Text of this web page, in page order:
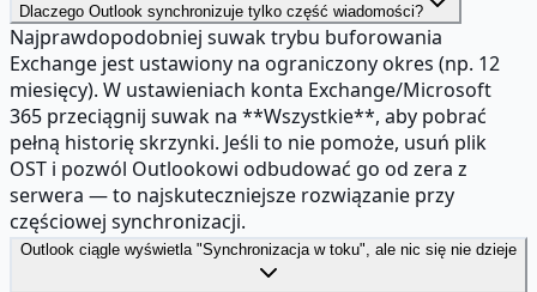
Dlaczego Outlook synchronizuje tylko część wiadomości?
Najprawdopodobniej suwak trybu buforowania
Exchange jest ustawiony na ograniczony okres (np. 12
miesięcy). W ustawieniach konta Exchange/Microsoft
365 przeciągnij suwak na **Wszystkie**, aby pobrać
pełną historię skrzynki. Jeśli to nie pomoże, usuń plik
OST i pozwól Outlookowi odbudować go od zera z
serwera — to najskuteczniejsze rozwiązanie przy
częściowej synchronizacji.
Outlook ciągle wyświetla "Synchronizacja w toku", ale nic się nie dzieje